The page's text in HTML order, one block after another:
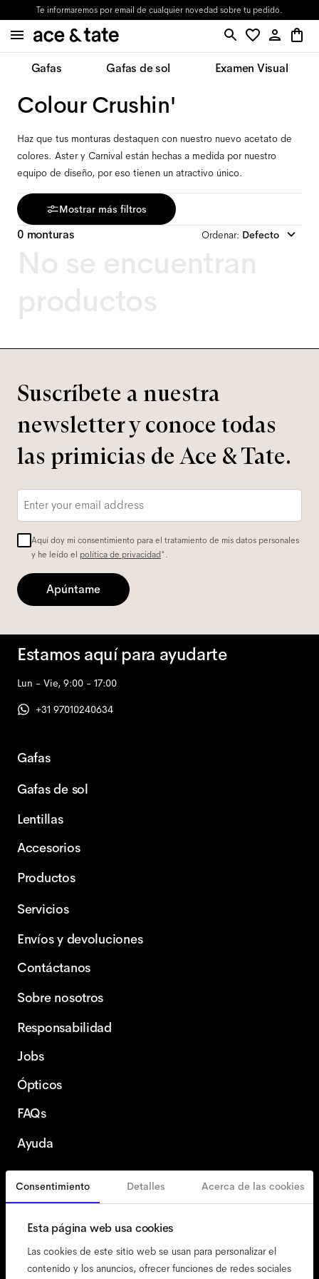
Consentimiento Detalles Acerca de las cookies
Esta página web usa cookies
Las cookies de este sitio web se usan para personalizar el
contenido y los anuncios, ofrecer funciones de redes sociales
Te informaremos por email de cualquier novedad sobre tu pedido.
Gafas Gafas de sol Examen Visual
Colour Crushin'
Haz que tus monturas destaquen con nuestro nuevo acetato de
colores. Aster y Carnival están hechas a medida por nuestro
equipo de diseño, por eso tienen un atractivo único.
Mostrar más filtros
0 monturas Ordenar: Defecto
Suscríbete a nuestra
newsletter y conoce todas
las primicias de Ace & Tate.
Correo
electrónico *
Aquí doy mi consentimiento para el tratamiento de mis datos personales
y he leído el política de privacidad*.
Apúntame
Estamos aquí para ayudarte
Lun - Vie, 9:00 - 17:00
+31 97010240634
Gafas
Gafas de sol
Lentillas
Accesorios
Productos
Servicios
Envíos y devoluciones
Contáctanos
Sobre nosotros
Responsabilidad
Jobs
Ópticos
FAQs
Ayuda
España Spanish